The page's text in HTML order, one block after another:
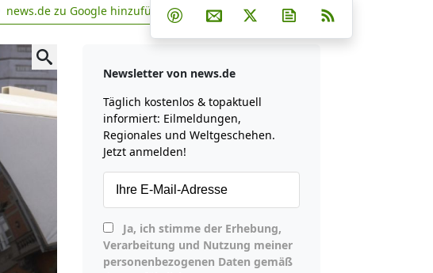
news.de zu Google hinzufügen
news.de zu Google hinzufügen Teilen auf Facebook
Teilen auf Whatsapp
Teilen auf Telegram
Teilen auf Pinterest
Per E-Mail teilen
Post auf XNewsletter
Newsletter von news.de
Täglich kostenlos & topaktuell
informiert: Eilmeldungen,
Regionales und Weltgeschehen.
Jetzt anmelden!
Verarbeitung und Nutzung meiner
personenbezogenen Daten gemäß